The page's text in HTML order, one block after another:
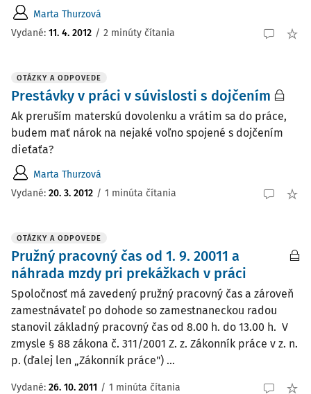
Marta Thurzová
Vydané: 11. 4. 2012 / 2 minúty čítania
OTÁZKY A ODPOVEDE
Prestávky v práci v súvislosti s dojčením
Ak preruším materskú dovolenku a vrátim sa do práce,
budem mať nárok na nejaké voľno spojené s dojčením
dieťaťa?
Marta Thurzová
Vydané: 20. 3. 2012 / 1 minúta čítania
OTÁZKY A ODPOVEDE
Pružný pracovný čas od 1. 9. 20011 a
náhrada mzdy pri prekážkach v práci
Spoločnosť má zavedený pružný pracovný čas a zároveň
zamestnávateľ po dohode so zamestnaneckou radou
stanovil základný pracovný čas od 8.00 h. do 13.00 h. V
zmysle § 88 zákona č. 311/2001 Z. z. Zákonník práce v z. n.
p. (ďalej len „Zákonník práce") ...
Vydané: 26. 10. 2011 / 1 minúta čítania